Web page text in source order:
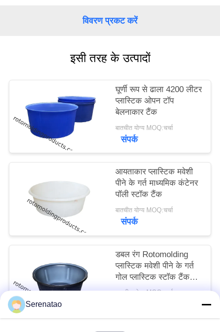
PRIVACY
POLICY
विवरण प्रकट करें
इसी तरह के उत्पादों
घूर्णी रूप से ढाला 4200 लीटर
प्लास्टिक ओपन टॉप
बेलनाकार टैंक
बातचीत योग्य MOQ:चर्चा
संपर्क
आयताकार प्लास्टिक मवेशी
पीने के गर्त माध्यमिक कंटेनर
पॉली स्टॉक टैंक
बातचीत योग्य MOQ:चर्चा
संपर्क
डबल रंग Rotomolding
प्लास्टिक मवेशी पीने के गर्त
गोल प्लास्टिक स्टॉक टैंक
80L
बातचीत योग्य MOQ:चर्चा
Serenatao